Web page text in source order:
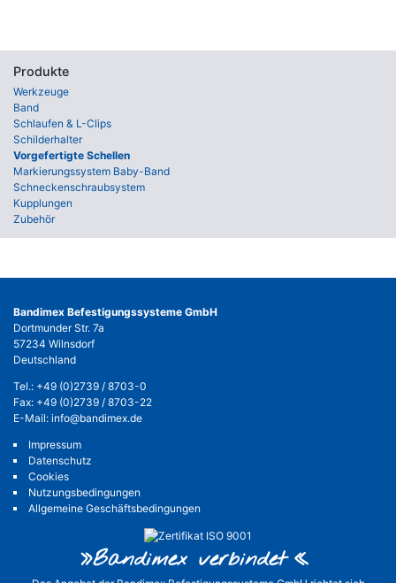
Produkte
Werkzeuge
Band
Schlaufen & L-Clips
Schilderhalter
Vorgefertigte Schellen
Markierungssystem Baby-Band
Schneckenschraubsystem
Kupplungen
Zubehör
Bandimex Befestigungssysteme GmbH
Dortmunder Str. 7a
57234 Wilnsdorf
Deutschland
Tel.: +49 (0)2739 / 8703-0
Fax: +49 (0)2739 / 8703-22
E-Mail: info@bandimex.de
Impressum
Datenschutz
Cookies
Nutzungsbedingungen
Allgemeine Geschäftsbedingungen
»Bandimex verbindet«